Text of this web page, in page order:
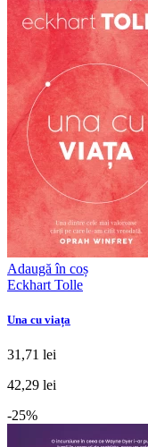
Adaugă în coș
Eckhart Tolle
Una cu viața
31,71 lei
42,29 lei
-25%